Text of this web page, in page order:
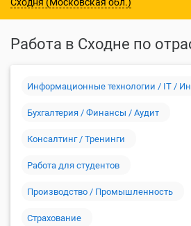
Сходня (Московская обл.)
Работа в Сходне по
Информационные технологии / IT /
Бухгалтерия / Финансы / Аудит
Консалтинг / Тренинги
Работа для студентов
Производство / Промышленность
Страхование